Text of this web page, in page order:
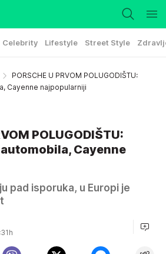
Celebrity Lifestyle Street Style
PORSCHE U PRVOM POLUGODIŠTU:
Cayenne najpopularniji
POLUGODIŠTU:
Cayenne
pad isporuka, u Europi je